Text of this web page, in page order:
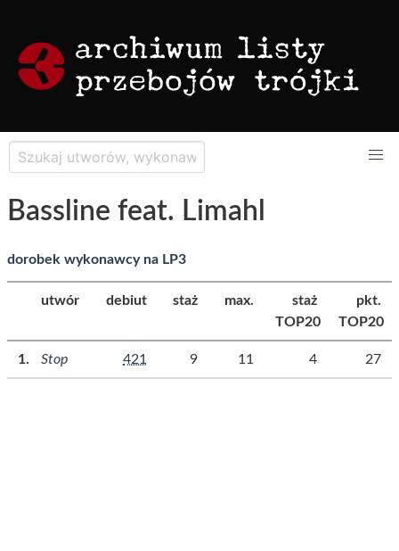
Bassline feat. Limahl
dorobek wykonawcy na LP3
utwór debiut staż max.
staż
TOP20
pkt.
TOP20
Stop 421 9 11 4 27